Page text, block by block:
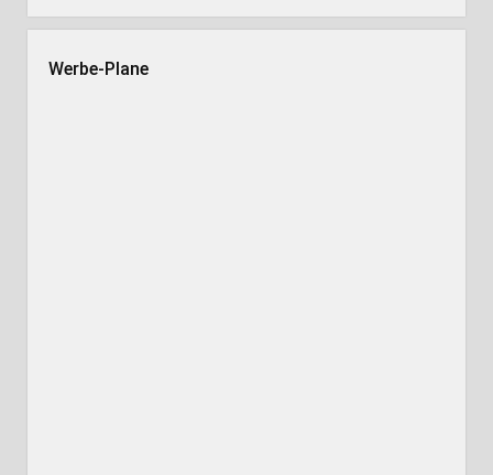
Werbe-Plane